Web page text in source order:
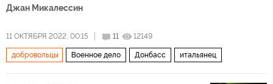
Джан Микалессин
11 ОКТЯБРЯ 2022, 00:15 11 12149
добровольцы Военное дело Донбасс итальянец